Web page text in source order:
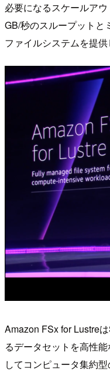
必要になるスケールア
GB/秒のスループットと
ファイルシステムを提供
Amazon FSx for Lustre
るデータセットを高性
してコンピュータ集約